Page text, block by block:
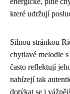
které udržují
Silnou stránkou
chytlavé melodie
často reflektují
nabízejí tak
dotýkat se i